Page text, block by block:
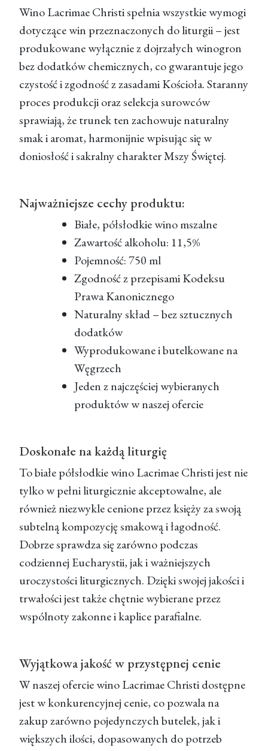
Wino Lacrimae Christi spełnia wszystkie wymogi
dotyczące win przeznaczonych do liturgii – jest
produkowane wyłącznie z dojrzałych winogron
bez dodatków chemicznych, co gwarantuje jego
czystość i zgodność z zasadami Kościoła. Staranny
proces produkcji oraz selekcja surowców
sprawiają, że trunek ten zachowuje naturalny
smak i aromat, harmonijnie wpisując się w
doniosłość i sakralny charakter Mszy Świętej.
Najważniejsze cechy produktu:
Białe, półsłodkie wino mszalne
Zawartość alkoholu: 11,5%
Pojemność: 750 ml
Zgodność z przepisami Kodeksu
Prawa Kanonicznego
Naturalny skład – bez sztucznych
dodatków
Wyprodukowane i butelkowane na
Węgrzech
Jeden z najczęściej wybieranych
produktów w naszej ofercie
Doskonałe na każdą liturgię
To białe półsłodkiewino Lacrimae Christijest nie
tylko w pełni liturgicznie akceptowalne, ale
również niezwykle cenione przez księży za swoją
subtelną kompozycję smakową i łagodność.
Dobrze sprawdza się zarówno podczas
codziennej Eucharystii, jak i ważniejszych
uroczystości liturgicznych. Dzięki swojej jakości i
trwałości jest także chętnie wybierane przez
wspólnoty zakonne i kaplice parafialne.
Wyjątkowa jakość w przystępnej cenie
W naszej oferciewino Lacrimae Christidostępne
jest w konkurencyjnej cenie, co pozwala na
zakup zarówno pojedynczych butelek, jak i
większych ilości, dopasowanych do potrzeb